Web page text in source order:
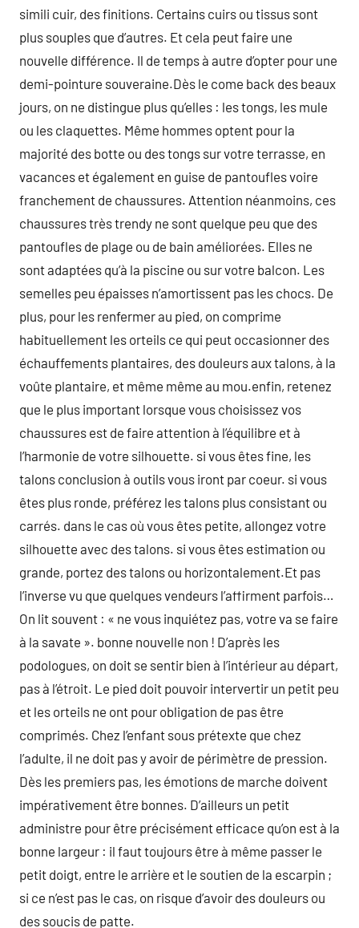
simili cuir, des finitions. Certains cuirs ou tissus sont
plus souples que d’autres. Et cela peut faire une
nouvelle différence. Il de temps à autre d’opter pour une
demi-pointure souveraine.Dès le come back des beaux
jours, on ne distingue plus qu’elles : les tongs, les mule
ou les claquettes. Même hommes optent pour la
majorité des botte ou des tongs sur votre terrasse, en
vacances et également en guise de pantoufles voire
franchement de chaussures. Attention néanmoins, ces
chaussures très trendy ne sont quelque peu que des
pantoufles de plage ou de bain améliorées. Elles ne
sont adaptées qu’à la piscine ou sur votre balcon. Les
semelles peu épaisses n’amortissent pas les chocs. De
plus, pour les renfermer au pied, on comprime
habituellement les orteils ce qui peut occasionner des
échauffements plantaires, des douleurs aux talons, à la
voûte plantaire, et même même au mou.enfin, retenez
que le plus important lorsque vous choisissez vos
chaussures est de faire attention à l’équilibre et à
l’harmonie de votre silhouette. si vous êtes fine, les
talons conclusion à outils vous iront par coeur. si vous
êtes plus ronde, préférez les talons plus consistant ou
carrés. dans le cas où vous êtes petite, allongez votre
silhouette avec des talons. si vous êtes estimation ou
grande, portez des talons ou horizontalement.Et pas
l’inverse vu que quelques vendeurs l’affirment parfois…
On lit souvent : « ne vous inquiétez pas, votre va se faire
à la savate ». bonne nouvelle non ! D’après les
podologues, on doit se sentir bien à l’intérieur au départ,
pas à l’étroit. Le pied doit pouvoir intervertir un petit peu
et les orteils ne ont pour obligation de pas être
comprimés. Chez l’enfant sous prétexte que chez
l’adulte, il ne doit pas y avoir de périmètre de pression.
Dès les premiers pas, les émotions de marche doivent
impérativement être bonnes. D’ailleurs un petit
administre pour être précisément efficace qu’on est à la
bonne largeur : il faut toujours être à même passer le
petit doigt, entre le arrière et le soutien de la escarpin ;
si ce n’est pas le cas, on risque d’avoir des douleurs ou
des soucis de patte.